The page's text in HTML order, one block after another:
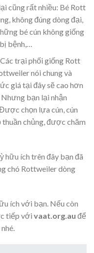
cũng rất nhiều: Bé Rott
không đúng dòng đại,
bé cún không giống
bệnh,…
trại phối giống Rott
nói chung và
giá tại đây sẽ cao hơn
bạn lại nhận
chọn lựa cún, cún
chủng, được chăm
hữu ích trên đây bạn đã
chó Rottweiler dòng
ích với bạn. Nếu còn
tiếp với vaat.org.au để